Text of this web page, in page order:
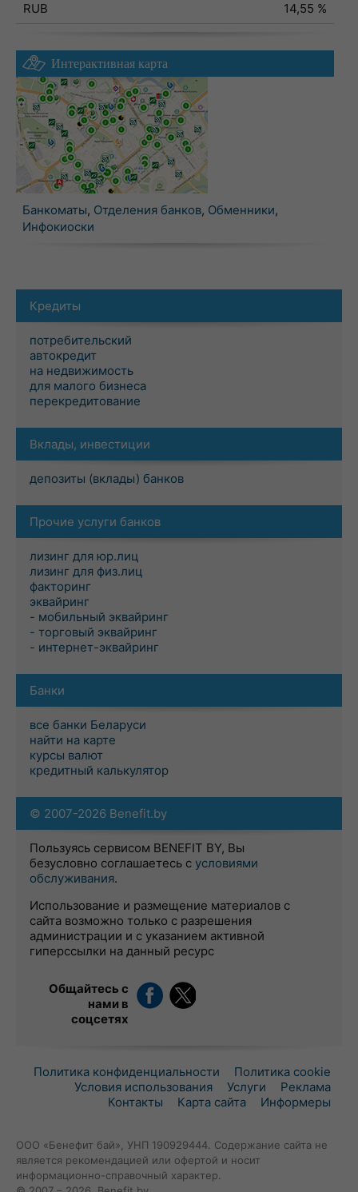
RUB
14,55 %
Интерактивная карта
Банкоматы, Отделения банков, Обменники,
Инфокиоски
Кредиты
потребительский
автокредит
на недвижимость
для малого бизнеса
перекредитование
Вклады, инвестиции
депозиты (вклады) банков
Прочие услуги банков
лизинг для юр.лиц
лизинг для физ.лиц
факторинг
эквайринг
- мобильный эквайринг
- торговый эквайринг
- интернет-эквайринг
Банки
все банки Беларуси
найти на карте
курсы валют
кредитный калькулятор
© 2007-2026 Benefit.by
Пользуясь сервисом BENEFIT BY, Вы
безусловно соглашаетесь с условиями
обслуживания.
Использование и размещение материалов с
сайта возможно только с разрешения
администрации и с указанием активной
гиперссылки на данный ресурс
Общайтесь с
нами в
соцсетях
Политика конфиденциальности
Политика cookie
Условия использования
Услуги
Реклама
Контакты
Карта сайта Информеры
ООО «Бенефит бай», УНП 190929444. Содержание сайта не
является рекомендацией или офертой и носит
информационно-справочный характер.